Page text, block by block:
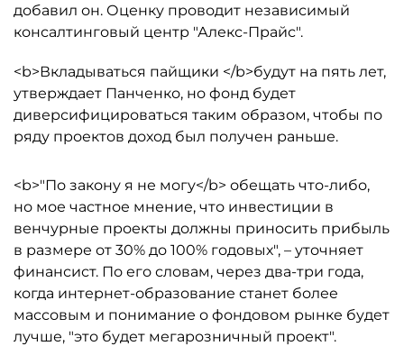
добавил он. Оценку проводит независимый
консалтинговый центр "Алекс-Прайс".
<b>Вкладываться пайщики </b>будут на пять лет,
утверждает Панченко, но фонд будет
диверсифицироваться таким образом, чтобы по
ряду проектов доход был получен раньше.
<b>"По закону я не могу</b> обещать что-либо,
но мое частное мнение, что инвестиции в
венчурные проекты должны приносить прибыль
в размере от 30% до 100% годовых", – уточняет
финансист. По его словам, через два-три года,
когда интернет-образование станет более
массовым и понимание о фондовом рынке будет
лучше, "это будет мегарозничный проект".